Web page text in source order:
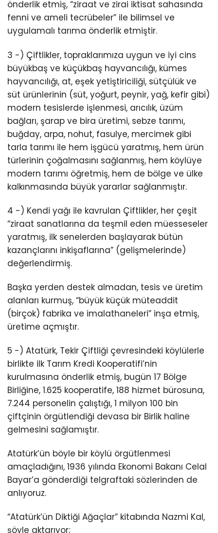
önderlik etmiş, “ziraat ve zirai iktisat sahasında
fenni ve ameli tecrübeler” ile bilimsel ve
uygulamalı tarıma önderlik etmiştir.
3 -) Çiftlikler, topraklarımıza uygun ve iyi cins
büyükbaş ve küçükbaş hayvancılığı, kümes
hayvancılığı, at, eşek yetiştiriciliği, sütçülük ve
süt ürünlerinin (süt, yoğurt, peynir, yağ, kefir gibi)
modern tesislerde işlenmesi, arıcılık, üzüm
bağları, şarap ve bira üretimi, sebze tarımı,
buğday, arpa, nohut, fasulye, mercimek gibi
tarla tarımı ile hem işgücü yaratmış, hem ürün
türlerinin çoğalmasını sağlanmış, hem köylüye
modern tarımı öğretmiş, hem de bölge ve ülke
kalkınmasında büyük yararlar sağlanmıştır.
4 -) Kendi yağı ile kavrulan Çiftlikler, her çeşit
“ziraat sanatlarına da teşmil eden müesseseler
yaratmış, ilk senelerden başlayarak bütün
kazançlarını inkişaflarına” (gelişmelerinde)
değerlendirmiş.
Başka yerden destek almadan, tesis ve üretim
alanları kurmuş, “büyük küçük müteaddit
(birçok) fabrika ve imalathaneleri” inşa etmiş,
üretime açmıştır.
5 -) Atatürk, Tekir Çiftliği çevresindeki köylülerle
birlikte ilk Tarım Kredi Kooperatifi’nin
kurulmasına önderlik etmiş, bugün 17 Bölge
Birliğine, 1.625 kooperatife, 188 hizmet bürosuna,
7.244 personelin çalıştığı, 1 milyon 100 bin
çiftçinin örgütlendiği devasa bir Birlik haline
gelmesini sağlamıştır.
Atatürk’ün böyle bir köylü örgütlenmesi
amaçladığını, 1936 yılında Ekonomi Bakanı Celal
Bayar’a gönderdiği telgraftaki sözlerinden de
anlıyoruz.
“Atatürk’ün Diktiği Ağaçlar” kitabında Nazmi Kal,
şöyle aktarıyor;